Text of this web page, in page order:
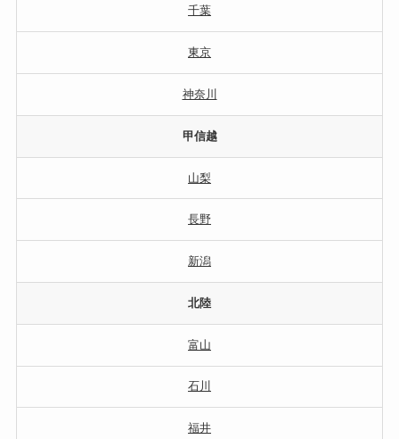
千葉
東京
神奈川
甲信越
山梨
長野
新潟
北陸
富山
石川
福井